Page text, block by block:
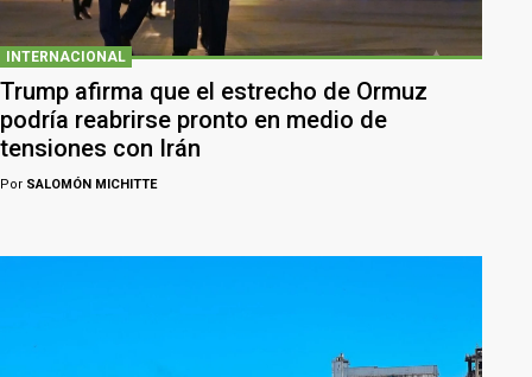
INTERNACIONAL
Trump afirma que el estrecho de Ormuz
podría reabrirse pronto en medio de
tensiones con Irán
Por SALOMÓN MICHITTE